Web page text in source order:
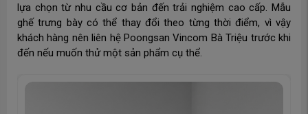
lựa chọn từ nhu cầu cơ bản đến trải nghiệm cao cấp. Mẫu
ghế trưng bày có thể thay đổi theo từng thời điểm, vì vậy
khách hàng nên liên hệ Poongsan Vincom Bà Triệu trước khi
đến nếu muốn thử một sản phẩm cụ thể.